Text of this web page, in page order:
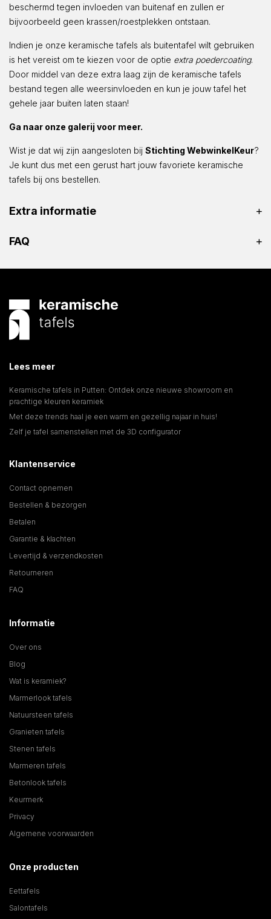
beschermd tegen invloeden van buitenaf en zullen er
bijvoorbeeld geen krassen/roestplekken ontstaan.
Indien je onze keramische tafels als buitentafel wilt gebruiken
is het vereist om te kiezen voor de optie extra poedercoating.
Door middel van deze extra laag zijn de keramische tafels
bestand tegen alle weersinvloeden en kun je jouw tafel het
gehele jaar buiten laten staan!
Ga naar onze galerij voor meer.
Wist je dat wij zijn aangesloten bij Stichting WebwinkelKeur?
Je kunt dus met een gerust hart jouw favoriete keramische
tafels bij ons bestellen.
Extra informatie
FAQ
Lees meer
Keramische tafels in Putten: Ontdek onze nieuwe showroom en
prachtige kleuren keramiek
Met deze trends haal je een warm en gezellig najaar in huis!
Zelf je tafel samenstellen met de 3D configurator
Klantenservice
Contact opnemen
Bestellen & bezorgen
Betalen
Garantie & klachten
Levertijd & verzendkosten
Retourneren
FAQ
Informatie
Over ons
Blog
Wat is keramiek?
Marmerlook tafels
Natuursteen tafels
Granieten tafels
Stenen tafels
Marmeren tafels
Betonlook tafels
Keurmerk
Privacy
Algemene voorwaarden
Onze producten
Eettafels
Salontafels